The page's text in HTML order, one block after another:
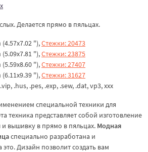
Делается прямо в пяльцах.
"),Стежки: 20473
"),Стежки: 23875
"),Стежки: 27407
"),Стежки: 31627
.hus, .pes, .exp, .sew, .dat, vp3, ххх
специальной техники для
техника представляет собой изготовление
и вышивку в прямо в пяльцах. Модная
специально разработана и
Дизайн позволит создать вам